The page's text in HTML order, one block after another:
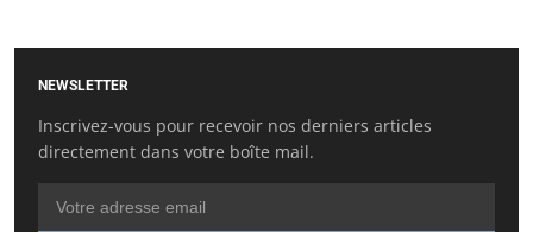
NEWSLETTER
Inscrivez-vous pour recevoir nos derniers articles
directement dans votre boîte mail.